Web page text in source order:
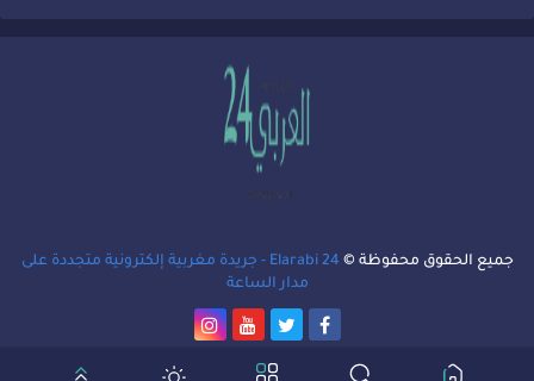
جميع الحقوق محفوظة ©
Elarabi 24 - جريدة مغربية إلكترونية متجددة على
مدار الساعة